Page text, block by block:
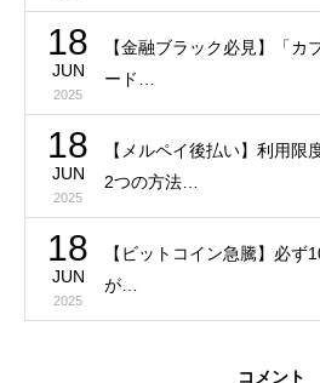
18
JUN
2025
【金融ブラック必見】「カ
ード…
18
JUN
2025
【メルペイ後払い】利用限
2つの方法…
18
JUN
2025
【ビットコイン急騰】必ず
が…
コメント